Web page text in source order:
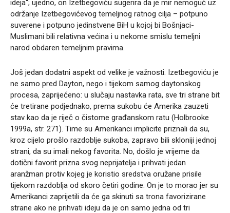
ideja“; ujedno, on Izetbegoviću sugerira da je mir nemoguć uz
održanje Izetbegovićevog temeljnog ratnog cilja – potpuno
suverene i potpuno jedinstvene BiH u kojoj bi Bošnjaci-
Muslimani bili relativna većina i u nekome smislu temeljni
narod obdaren temeljnim pravima.
Još jedan dodatni aspekt od velike je važnosti. Izetbegoviću je
ne samo pred Dayton, nego i tijekom samog daytonskog
procesa, zaprijećeno: u slučaju nastavka rata, sve tri strane bit
će tretirane podjednako, prema sukobu će Amerika zauzeti
stav kao da je riječ o čistome građanskom ratu (Holbrooke
1999a, str. 271). Time su Amerikanci implicite priznali da su,
kroz cijelo prošlo razdoblje sukoba, zapravo bili skloniji jednoj
strani, da su imali nekog favorita. No, došlo je vrijeme da
dotični favorit prizna svog neprijatelja i prihvati jedan
aranžman protiv kojeg je koristio sredstva oružane prisile
tijekom razdoblja od skoro četiri godine. On je to morao jer su
Amerikanci zaprijetili da će ga skinuti sa trona favorizirane
strane ako ne prihvati ideju da je on samo jedna od tri